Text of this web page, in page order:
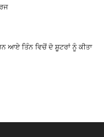
ਆਏ ਤਿੰਨ ਵਿਚੋਂ ਦੋ ਸ਼ੂਟਰਾਂ ਨੂੰ ਕੀਤਾ